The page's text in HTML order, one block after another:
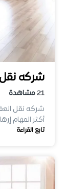
شركه
21مشاهدة
شركه نقل
أكثر المهام
تابع القراءة